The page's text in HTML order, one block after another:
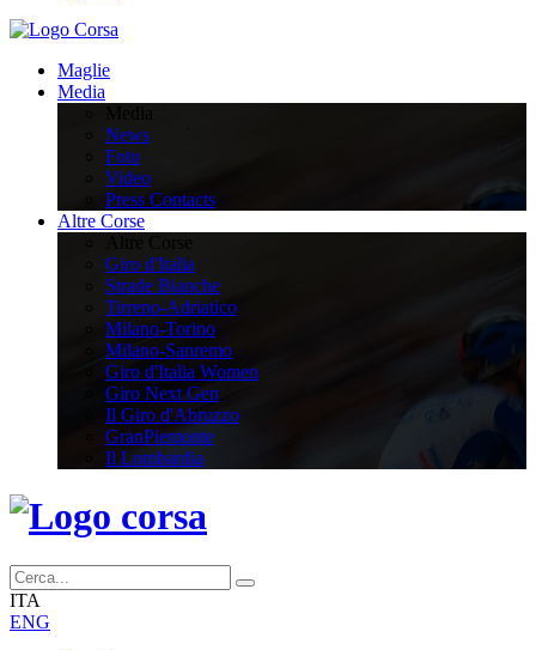
Maglie
Media
News
Foto
Video
Press Contacts
Altre Corse
Giro d'Italia
Strade Bianche
Tirreno-Adriatico
Milano-Torino
Milano-Sanremo
Giro d'Italia Women
Giro Next Gen
Il Giro d'Abruzzo
GranPiemonte
Il Lombardia
ITA
ENG